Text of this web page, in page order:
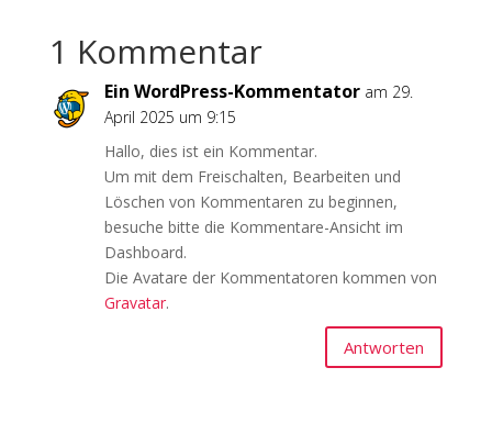
1 Kommentar
Ein WordPress-Kommentator am 29.
April 2025 um 9:15
Hallo, dies ist ein Kommentar.
Um mit dem Freischalten, Bearbeiten und
Löschen von Kommentaren zu beginnen,
besuche bitte die Kommentare-Ansicht im
Dashboard.
Die Avatare der Kommentatoren kommen von
Gravatar.
Antworten